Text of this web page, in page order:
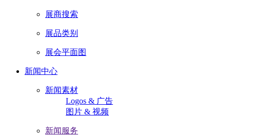
展商搜索
展品类别
展会平面图
新闻中心
新闻素材
Logos & 广告
图片 & 视频
新闻服务